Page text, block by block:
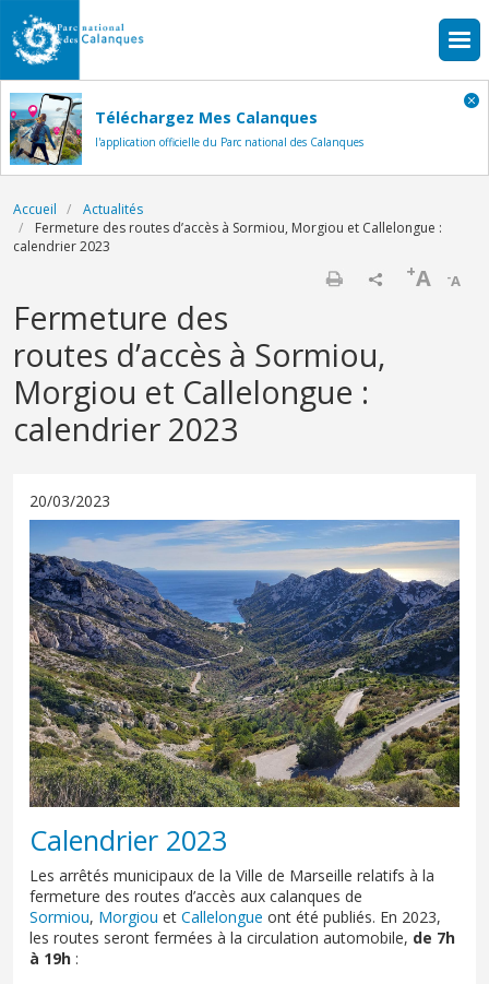
Aller au contenu principal
Téléchargez Mes Calanques
l'application officielle du Parc national des Calanques
Fil d'Ariane
Accueil
Actualités
Fermeture des routes d’accès à Sormiou, Morgiou et Callelongue :
calendrier 2023
-A
+A
Fermeture des
routes d’accès à Sormiou,
Morgiou et Callelongue :
calendrier 2023
20/03/2023
Calendrier 2023
Les arrêtés municipaux de la Ville de Marseille relatifs à la
fermeture des routes d’accès aux calanques de
Sormiou, Morgiou et Callelongue ont été publiés. En 2023,
les routes seront fermées à la circulation automobile, de 7h
à 19h :